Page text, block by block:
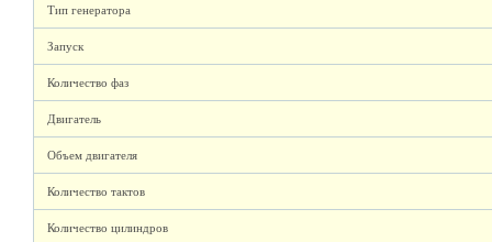
Тип генератора
Запуск
Количество фаз
Двигатель
Объем двигателя
Количество тактов
Количество цилиндров